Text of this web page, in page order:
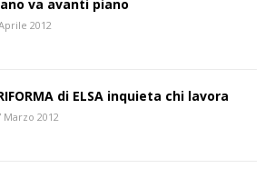
va avanti piano
2012
di ELSA inquieta chi lavora
Marzo 2012